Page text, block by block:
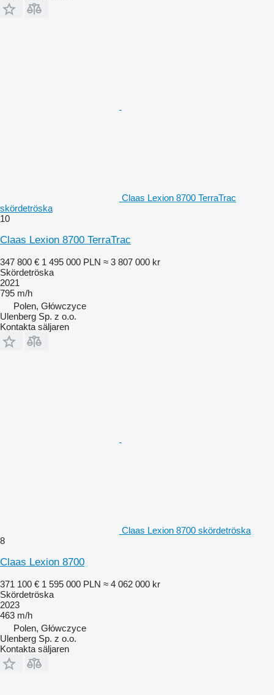
Claas Lexion 8700 TerraTrac
skördetröska
10
Claas Lexion 8700 TerraTrac
347 800 € 1 495 000 PLN ≈ 3 807 000 kr
Skördetröska
2021
795 m/h
Polen, Główczyce
Ulenberg Sp. z o.o.
Kontakta säljaren
Claas Lexion 8700 skördetröska
8
Claas Lexion 8700
371 100 € 1 595 000 PLN ≈ 4 062 000 kr
Skördetröska
2023
463 m/h
Polen, Główczyce
Ulenberg Sp. z o.o.
Kontakta säljaren